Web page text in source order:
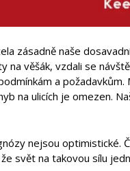
zásadně naše
věšák, vzdali se
a požadavkům.
na ulicích je omezen.
nejsou optimistické.
svět na takovou sílu